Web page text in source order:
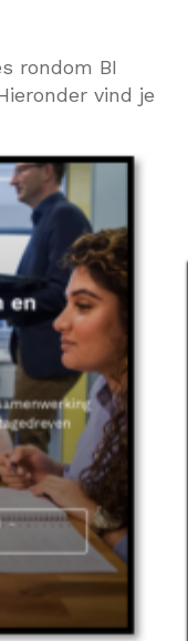
rondom BI
vind je